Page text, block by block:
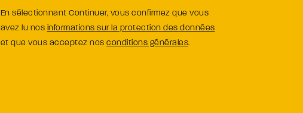
En sélectionnant Continuer, vous confirmez que vous
avez lu nos informations sur la protection des données
et que vous acceptez nos conditions générales.